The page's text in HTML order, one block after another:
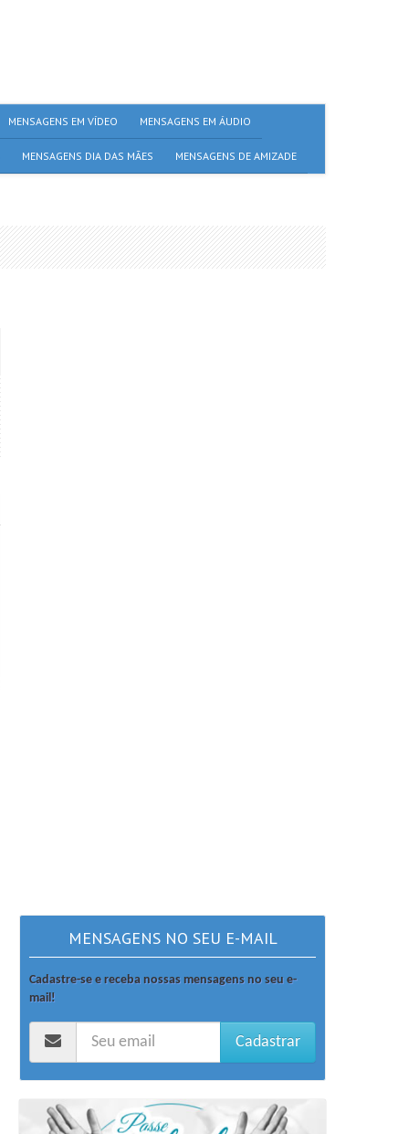
MENSAGENS EM VÍDEO MENSAGENS EM ÁUDIO
MENSAGENS DIA DAS MÃES MENSAGENS DE AMIZADE
MENSAGENS NO SEU E-MAIL
Cadastre-se e receba nossas mensagens no seu e-
mail!
Cadastrar